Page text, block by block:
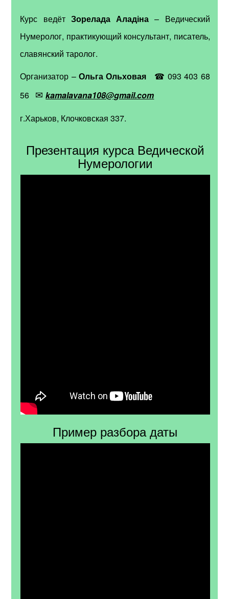
Курс ведёт Зорелада Аладіна – Ведический
Нумеролог, практикующий консультант, писатель,
славянский таролог.
Организатор – Ольга Ольховая
☎ 093 403 68
56 ✉kamalavana108@gmail.com
г.Харьков, Клочковская 337.
Презентация курса Ведической
Нумерологии
Пример разбора даты